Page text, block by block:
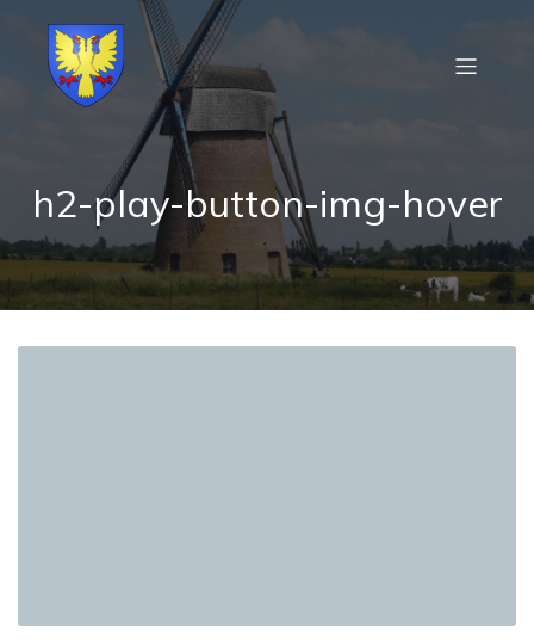
h2-play-button-img-hover